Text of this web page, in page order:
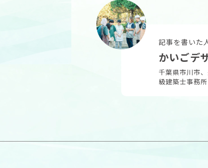
記事を書いた
かいごデ
千葉県市川市
級建築士事務